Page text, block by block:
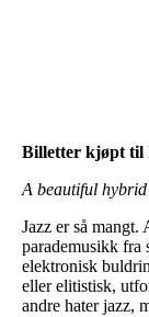
Billetter kjøpt til
A beautiful
Jazz er så
parademusikk fra
elektronisk
eller elitistisk,
andre hater jazz,